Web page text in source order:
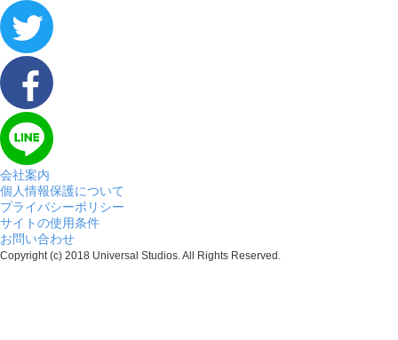
会社案内
個人情報保護について
プライバシーポリシー
サイトの使用条件
お問い合わせ
Copyright (c) 2018 Universal Studios. All Rights Reserved.